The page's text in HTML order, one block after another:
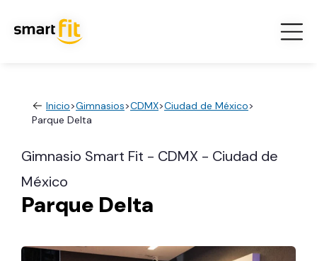
Inicio>Gimnasios>CDMX>Ciudad de México>
Parque Delta
Gimnasio Smart Fit - CDMX - Ciudad de
México
Parque Delta